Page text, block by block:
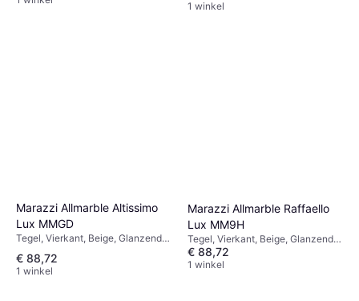
1 winkel
Marazzi Allmarble Altissimo
Lux MMGD
Tegel, Vierkant, Beige, Glanzend,
Keramiek, Marmer, Breedte: 60cm,
Lengte: 60cm
€ 88,72
1 winkel
Marazzi Allmarble Raffaello
Lux MM9H
Tegel, Vierkant, Beige, Glanzend,
Marmer, Keramiek, Breedte: 60cm,
Lengte: 60cm
€ 88,72
1 winkel